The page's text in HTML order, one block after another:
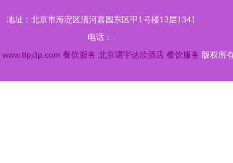
地址：北京市海淀区清河嘉园东区甲1号楼13层1341
电话：-
www.8pj3p.com 餐饮服务 北京珺宇达欣酒店 餐饮服务 版权所